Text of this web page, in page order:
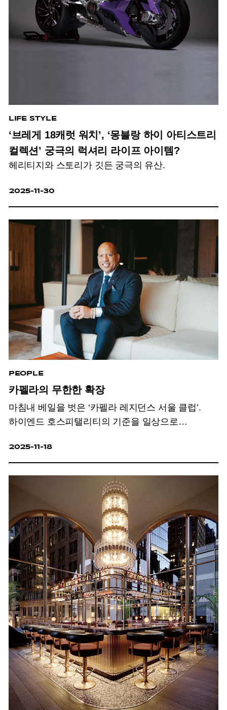
LIFE STYLE
‘브레게 18캐럿 워치’, ‘몽블랑 하이 아티스트리
컬렉션’ 궁극의 럭셔리 라이프 아이템?
헤리티지와 스토리가 깃든 궁극의 유산.
2025-11-30
PEOPLE
카펠라의 무한한 확장
마침내 베일을 벗은 ‘카펠라 레지던스 서울 클럽’.
하이엔드 호스피탤리티의 기준을 일상으로
2025-11-18